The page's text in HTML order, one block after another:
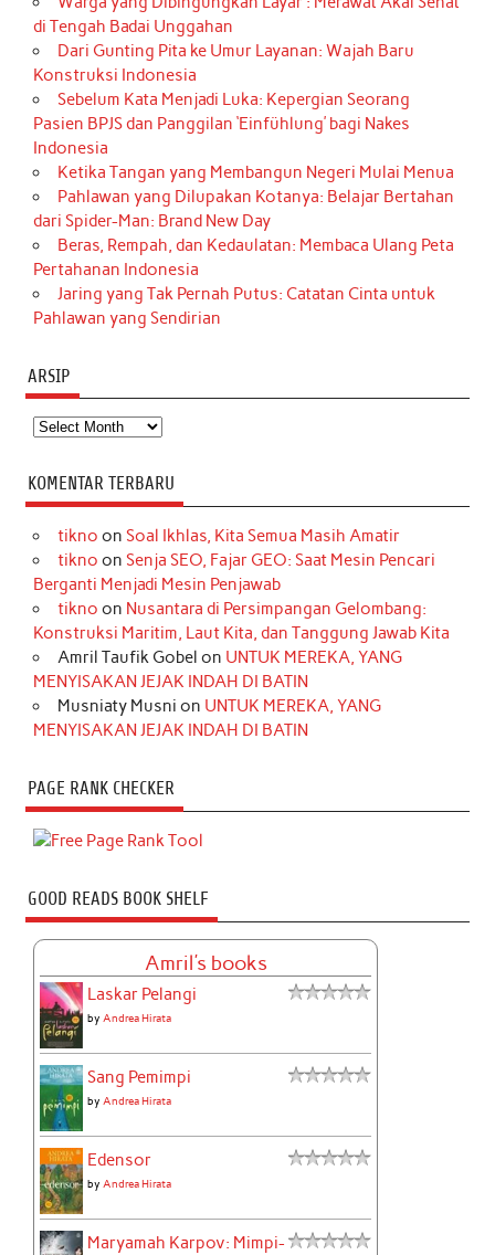
di Tengah Badai Unggahan
Dari Gunting Pita ke Umur Layanan: Wajah Baru
Konstruksi Indonesia
Sebelum Kata Menjadi Luka: Kepergian Seorang
Pasien BPJS dan Panggilan ‘Einfühlung’ bagi Nakes
Indonesia
Ketika Tangan yang Membangun Negeri Mulai Menua
Pahlawan yang Dilupakan Kotanya: Belajar Bertahan
dari Spider-Man: Brand New Day
Beras, Rempah, dan Kedaulatan: Membaca Ulang Peta
Pertahanan Indonesia
Jaring yang Tak Pernah Putus: Catatan Cinta untuk
Pahlawan yang Sendirian
ARSIP
Arsip
KOMENTAR TERBARU
tikno on Soal Ikhlas, Kita Semua Masih Amatir
tikno on Senja SEO, Fajar GEO: Saat Mesin Pencari
Berganti Menjadi Mesin Penjawab
tikno on Nusantara di Persimpangan Gelombang:
Konstruksi Maritim, Laut Kita, dan Tanggung Jawab Kita
Amril Taufik Gobel on UNTUK MEREKA, YANG
MENYISAKAN JEJAK INDAH DI BATIN
Musniaty Musni on UNTUK MEREKA, YANG
MENYISAKAN JEJAK INDAH DI BATIN
PAGE RANK CHECKER
GOOD READS BOOK SHELF
Amril's books
Laskar Pelangi
byAndrea Hirata
Sang Pemimpi
byAndrea Hirata
Edensor
byAndrea Hirata
Maryamah Karpov: Mimpi-